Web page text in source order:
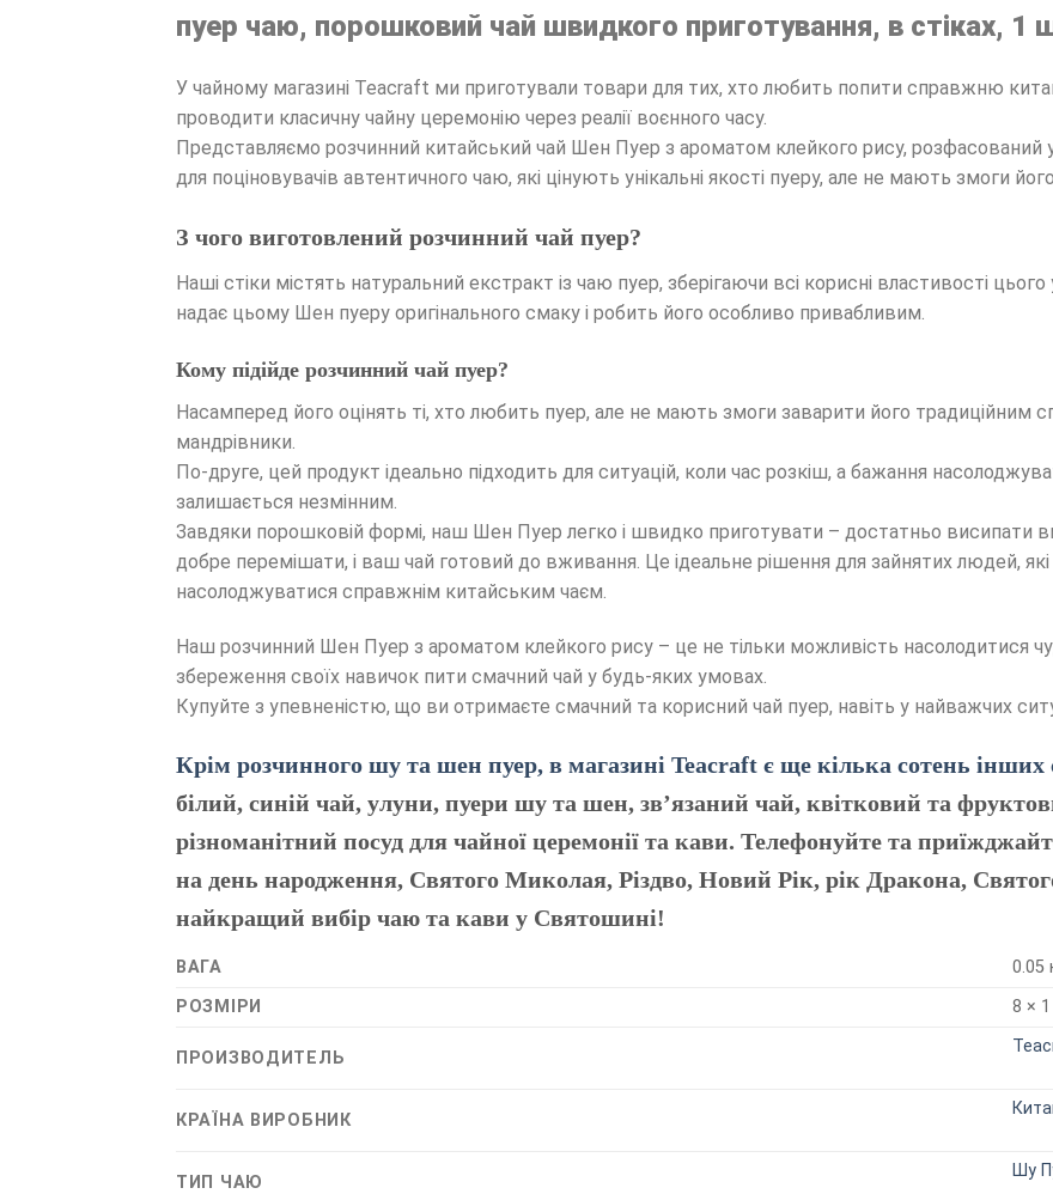
пуер чаю, порошковий чай швидкого приготування, в стіках, 1
У чайному магазині Teacraft ми приготували товари для тих, хто любить попити справжню
проводити класичну чайну церемонію через реалії воєнного часу.
Представляємо розчинний китайський чай Шен Пуер з ароматом клейкого рису, розфасований
для поціновувачів автентичного чаю, які цінують унікальні якості пуеру, але не мають змоги
З чого виготовлений розчинний чай пуер?
Наші стіки містять натуральний екстракт із чаю пуер, зберігаючи всі корисні властивості
надає цьому Шен пуеру оригінального смаку і робить його особливо привабливим.
Кому підійде розчинний чай пуер?
Насамперед його оцінять ті, хто любить пуер, але не мають змоги заварити його традиційним
мандрівники.
По-друге, цей продукт ідеально підходить для ситуацій, коли час розкіш, а бажання
залишається незмінним.
Завдяки порошковій формі, наш Шен Пуер легко і швидко приготувати – достатньо висипати
добре перемішати, і ваш чай готовий до вживання. Це ідеальне рішення для зайнятих людей, які
насолоджуватися справжнім китайським чаєм.
Наш розчинний Шен Пуер з ароматом клейкого рису – це не тільки можливість насолодитися
збереження своїх навичок пити смачний чай у будь-яких умовах.
Купуйте з упевненістю, що ви отримаєте смачний та корисний чай пуер, навіть у найважчих
Крім розчинного шу та шен пуер, в магазині Teacraft є ще кілька сотень інших
білий, синій чай, улуни, пуери шу та шен, зв’язаний чай, квітковий та
різноманітний посуд для чайної церемонії та кави. Телефонуйте та
на день народження, Святого Миколая, Різдво, Новий Рік, рік Дракона,
найкращий вибір чаю та кави у Святошині!
ВАГА
0.05
РОЗМІРИ
8 ×
ПРОИЗВОДИТЕЛЬ
КРАЇНА ВИРОБНИК
ТИП ЧАЮ
Шу